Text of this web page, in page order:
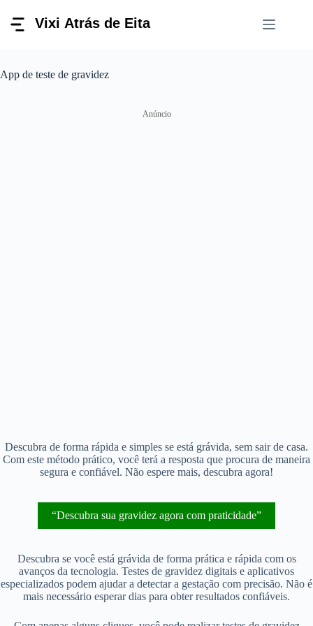
para
App de teste de gravidez
Anúncio
Descubra de forma rápida e simples se está grávida, sem sair de casa.
Com este método prático, você terá a resposta que procura de maneira
segura e confiável. Não espere mais, descubra agora!
“Descubra sua gravidez agora com praticidade”
Descubra se você está grávida de forma prática e rápida com os
avanços da tecnologia. Testes de gravidez digitais e aplicativos
especializados podem ajudar a detectar a gestação com precisão. Não é
mais necessário esperar dias para obter resultados confiáveis.